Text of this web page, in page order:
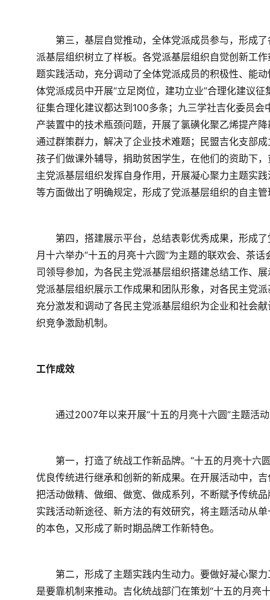
第三，基层自觉推动，全体党派成员参与，形成了
派基层组织树立了样板。各党派基层组织自觉创新工
题实践活动，充分调动了全体党派成员的积极性、能
体党派成员中开展“立足岗位，建功立业”合理化建议
征集合理化建议都达到100多条；九三学社吉化委员
产装置中的技术瓶颈问题，开展了氯磺化聚乙烯提产
通过群策群力，解决了企业技术难题；民盟吉化支部
孩子们做课外辅导，捐助贫困学生，在他们的资助下
主党派基层组织发挥自身作用，开展凝心聚力主题实
等方面做出了明确规定，形成了党派基层组织的自主
第四，搭建展示平台，总结表彰优秀成果，形成了
月十六举办“十五的月亮十六圆”为主题的联欢会、茶
司领导参加，为各民主党派基层组织搭建总结工作、
党派基层组织展示工作成果和团队形象，对各民主党
充分激发和调动了各民主党派基层组织为企业和社会
织竞争激励机制。
工作成效
通过2007年以来开展“十五的月亮十六圆”主题活
第一，打造了统战工作新品牌。“十五的月亮十六
优良传统进行继承和创新的新成果。在开展活动中，
把活动做精、做细、做宽、做成系列，不断赋予传统
实践活动新途径、新方法的有效研究，将主题活动从
的本色，又形成了新时期品牌工作新特色。
第二，形成了主题实践内生动力。要做好凝心聚力
是要靠机制来推动。吉化统战部门在策划“十五的月亮